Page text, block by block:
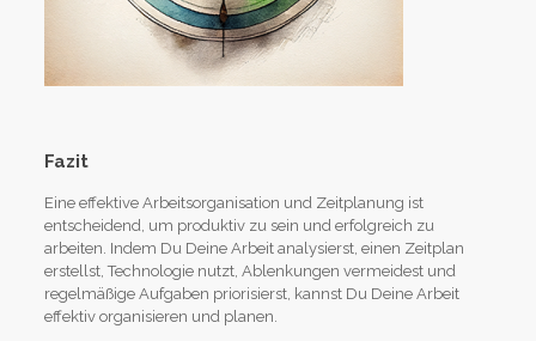
Fazit
Eine effektive Arbeitsorganisation und Zeitplanung ist
entscheidend, um produktiv zu sein und erfolgreich zu
arbeiten. Indem Du Deine Arbeit analysierst, einen Zeitplan
erstellst, Technologie nutzt, Ablenkungen vermeidest und
regelmäßige Aufgaben priorisierst, kannst Du Deine Arbeit
effektiv organisieren und planen.